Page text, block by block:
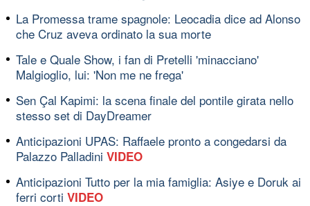
La Promessa trame spagnole: Leocadia dice ad Alonso
che Cruz aveva ordinato la sua morte
Tale e Quale Show, i fan di Pretelli 'minacciano'
Malgioglio, lui: 'Non me ne frega'
Sen Çal Kapimi: la scena finale del pontile girata nello
stesso set di DayDreamer
Anticipazioni UPAS: Raffaele pronto a congedarsi da
Palazzo Palladini VIDEO
Anticipazioni Tutto per la mia famiglia: Asiye e Doruk ai
ferri corti VIDEO